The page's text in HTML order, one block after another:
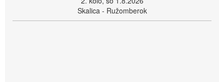
Skalica - Ružomberok